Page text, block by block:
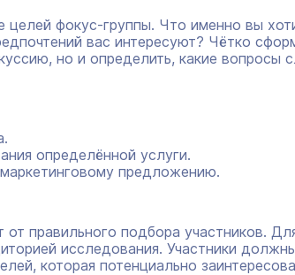
фокус-группы. Что именно вы
вас интересуют? Чётко
но и определить, какие вопросы
определённой услуги.
предложению.
правильного подбора участников.
исследования. Участники
которая потенциально